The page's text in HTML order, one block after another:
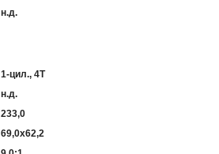
н.д.
1-цил., 4T
н.д.
233,0
69,0х62,2